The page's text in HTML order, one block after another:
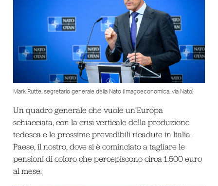
Mark Rutte, segretario generale della Nato (Imagoeconomica, via Nato)
Un quadro generale che vuole un’Europa
schiacciata, con la crisi verticale della produzione
tedesca e le prossime prevedibili ricadute in Italia.
Paese, il nostro, dove si è cominciato a tagliare le
pensioni di coloro che percepiscono circa 1.500 euro
al mese.